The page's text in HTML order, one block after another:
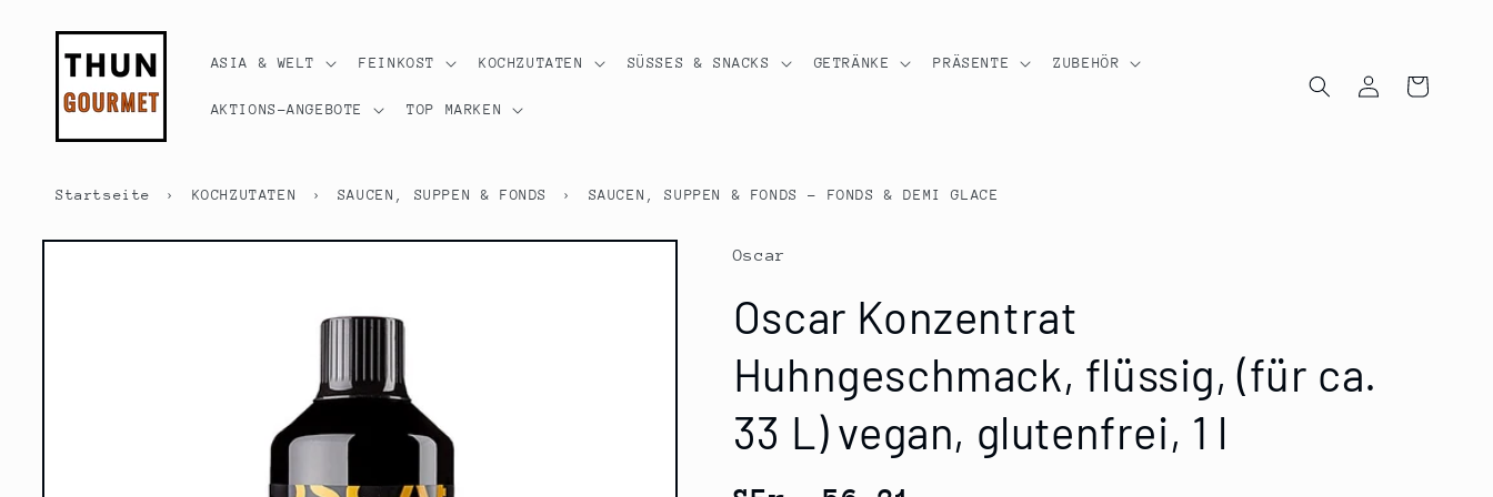
ASIA & WELT FEINKOST KOCHZUTATEN SÜSSES & SNACKS GETRÄNKE PRÄSENTE ZUBEHÖR
AKTIONS-ANGEBOTE TOP MARKEN
EinloggenWarenkorb
Startseite › KOCHZUTATEN › SAUCEN, SUPPEN & FONDS › SAUCEN, SUPPEN & FONDS - FONDS & DEMI GLACE
Oscar
Oscar Konzentrat
Huhngeschmack, flüssig, (für ca.
33 L) vegan, glutenfrei, 1 l
Normaler